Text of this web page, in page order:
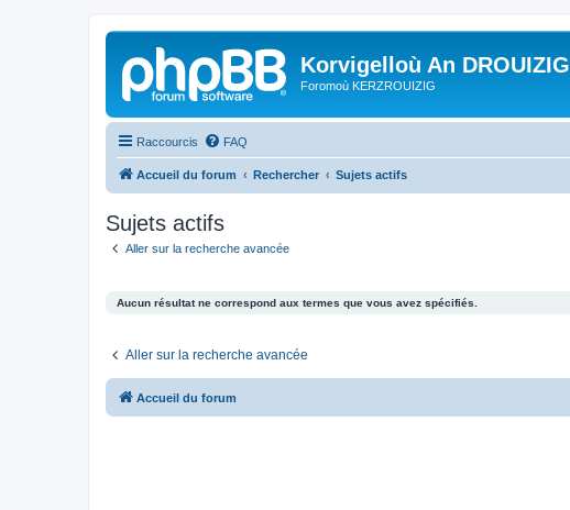
Korvigelloù An DROUIZIG
Foromoù KERZROUIZIG
Raccourcis FAQ
Accueil du forum Rechercher Sujets actifs
Sujets actifs
Aller sur la recherche avancée
Aucun résultat ne correspond aux termes que vous avez spécifiés.
Aller sur la recherche avancée
Accueil du forum